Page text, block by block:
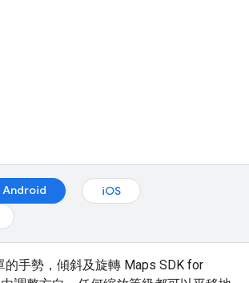
Android
iOS
的手勢，傾斜及旋轉 Maps SDK for